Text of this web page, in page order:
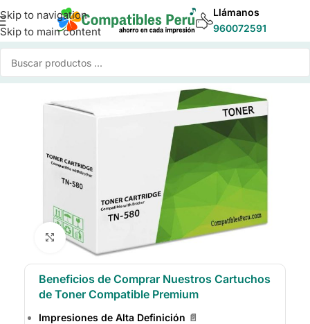
Skip to navigation
Skip to main content
Llámanos
960072591
Inicio/Toner para Impresoras/Toner Compatible Brother
Click to enlarge
Beneficios de Comprar Nuestros Cartuchos
de Toner Compatible Premium
Impresiones de Alta Definición 📄